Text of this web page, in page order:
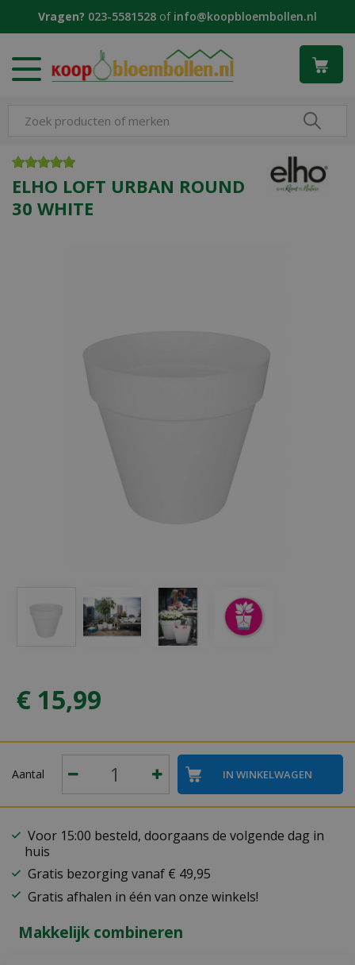
Vragen? 023-5581528 of info@koopbloembollen.nl
ELHO LOFT URBAN ROUND
30 WHITE
€ 15,99
Aantal
Voor 15:00 besteld, doorgaans de volgende dag in
huis
Gratis bezorging vanaf € 49,95
Gratis afhalen in één van onze winkels!
Makkelijk combineren